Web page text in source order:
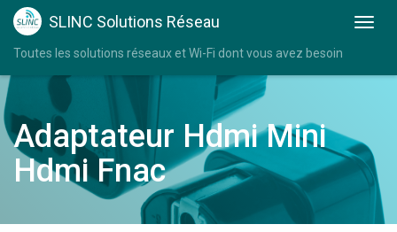
SLINC Solutions Réseau
Toutes les solutions réseaux et Wi-Fi dont vous avez besoin
Adaptateur Hdmi Mini
Hdmi Fnac